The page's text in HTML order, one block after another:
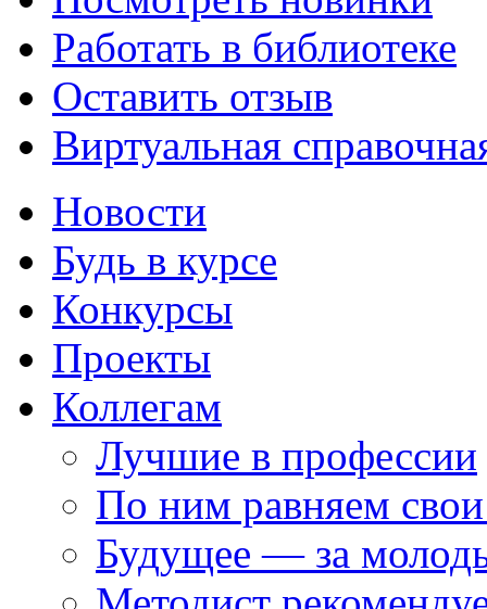
Работать в библиотеке
Оставить отзыв
Виртуальная
Новости
Будь в курсе
Конкурсы
Проекты
Коллегам
Лучшие в профессии
По ним равняем
Будущее — за